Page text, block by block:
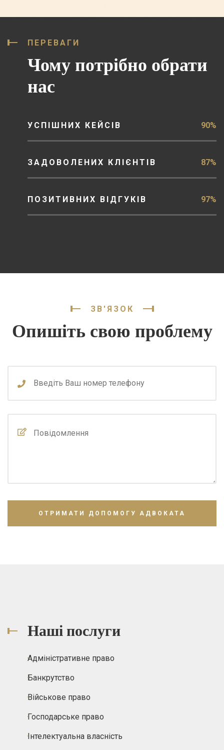
ПЕРЕВАГИ
Чому потрібно обрати
нас
УСПІШНИХ КЕЙСІВ 90%
ЗАДОВОЛЕНИХ КЛІЄНТІВ 87%
ПОЗИТИВНИХ ВІДГУКІВ 97%
ЗВ'ЯЗОК
Опишіть свою проблему
Наші послуги
Адміністративне право
Банкрутство
Військове право
Господарське право
Інтелектуальна власність